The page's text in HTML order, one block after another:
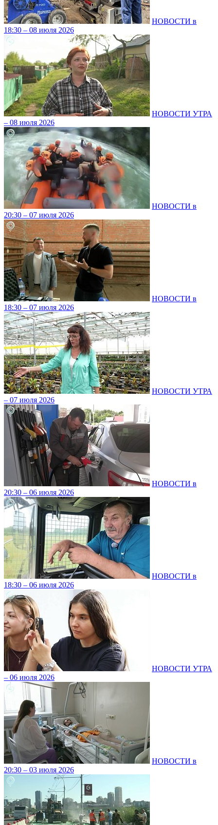
НОВОСТИ в
18:30 – 08 июля 2026
НОВОСТИ УТРА
– 08 июля 2026
НОВОСТИ в
20:30 – 07 июля 2026
НОВОСТИ в
18:30 – 07 июля 2026
НОВОСТИ УТРА
– 07 июля 2026
НОВОСТИ в
20:30 – 06 июля 2026
НОВОСТИ в
18:30 – 06 июля 2026
НОВОСТИ УТРА
– 06 июля 2026
НОВОСТИ в
20:30 – 03 июля 2026